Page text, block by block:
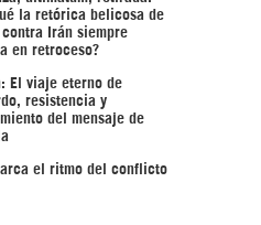
la retórica belicosa de
contra Irán siempre
en retroceso?
El viaje eterno de
resistencia y
del mensaje de
el ritmo del conflicto